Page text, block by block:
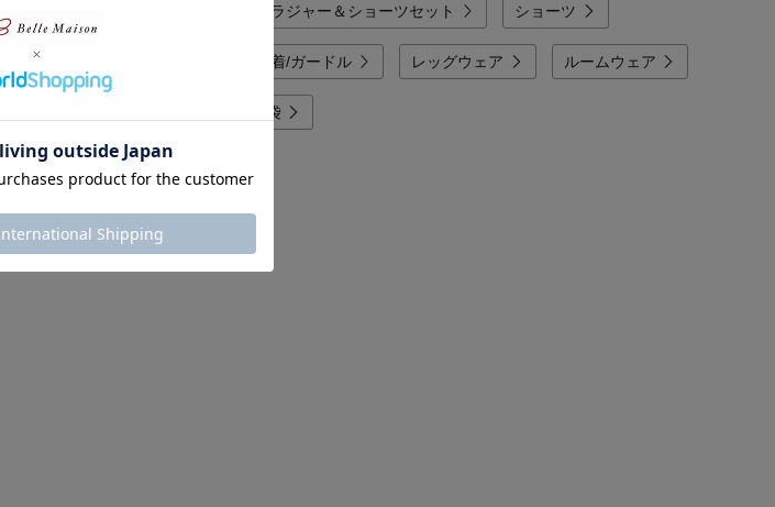
ブラジャー＆ショーツセット ショーツ
ー/スリップ/ペチコート 補正下着/ガードル レッグウェア ルームウェア
女性下着/インナー/パジャマ福袋